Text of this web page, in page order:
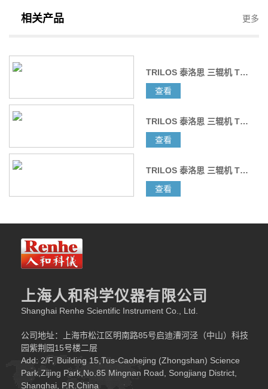
先用TRILOS TR80A型三辊机分散镍浆，最后加入少量
瓷浆进行混合分散。三辊机运行中无漏料、出料均匀，辊子
平行度较好，使用结束后无跑位；实验完成后，镍浆和瓷浆
均匀分散成一体，样品的分散性和光泽度较好，达到了客户
TRILOS公司介绍
TRILOS（泰洛思）是精密设备制造商，视客户满意为
终极目标，力求将出色的工艺技术结合客户的实际需求，设
泰洛思正在积极开拓全球市场，目前产品已经在美国、
中国、欧洲、韩国、日本和台湾等地区获得了广泛应用。
TRILOS三辊机优点：
①TRILOS三辊机采用一次循环，有可能完全实现物质
的均质化与分散，减少颗粒尺寸，打破团聚粒子。其结果是
均质化的浆料，可为物料的进一步加工打下良好的基础。
相关产品 更多
TRILOS 泰洛思 三辊机 TR120A
查看
TRILOS 泰洛思 三辊机 TR80A
查看
TRILOS 泰洛思 三辊机 TR50M
查看
上海人和科学仪器有限公司
Shanghai Renhe Scientific Instrument Co., Ltd.
公司地址：上海市松江区明南路85号启迪漕河泾（中山）科技
园紫荆园15号楼二层
Add: 2/F, Building 15,Tus-Caohejing (Zhongshan) Science
Park,Zijing Park,No.85 Mingnan Road, Songjiang District,
Shanghai, P.R.China